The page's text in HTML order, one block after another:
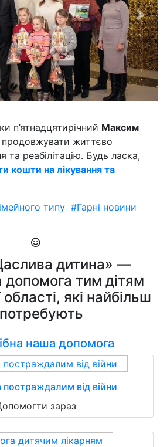
п’ятнадцятирічний Максим
життєво
та реабілітацію. Будь ласка,
кошти на лікування та
типу #Гарні новини
дитина» —
допомога тим дітям
області, які найбільш
потребують
наша допомога
від війни
зараз